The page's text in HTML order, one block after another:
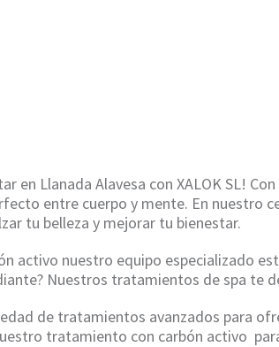
en Llanada Alavesa con XALOK SL!
entre cuerpo y mente. En nuestro
tu belleza y mejorar tu bienestar.
activo nuestro equipo especializado
Nuestros tratamientos de spa te
de tratamientos avanzados para
tratamiento con carbón activo